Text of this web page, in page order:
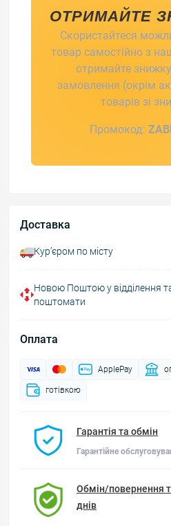
ОТРИМАЙТЕ
Скористайтеся
товар самостійно з
отримайте
замовлення (окрім
товарів зі
Промокод:
Доставка
Курʼєром по місту
Новою Поштою у відділення
поштомати
Оплата
ApplePay
готівкою
Гарантія та обмін
Гарантійне
Обмін/повернення
днів